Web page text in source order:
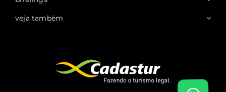
veja também